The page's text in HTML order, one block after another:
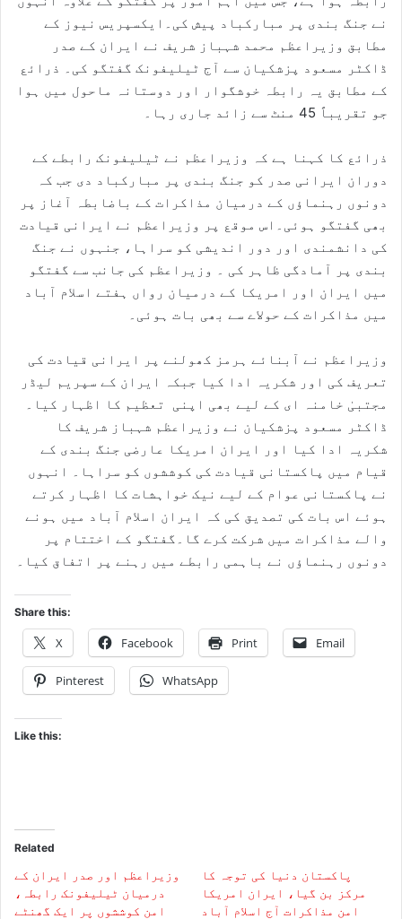
نے جنگ بندی پر مبارکباد پیش کی۔ایکسپریس نیوز کے
مطابق وزیراعظم محمد شہباز شریف نے ایران کے صدر
ڈاکٹر مسعود پزشکیان سے آج ٹیلیفونک گفتگو کی۔ ذرائع
کے مطابق یہ رابطہ خوشگوار اور دوستانہ ماحول میں ہوا
جو تقریباً 45 منٹ سے زائد جاری رہا۔
ذرائع کا کہنا ہے کہ وزیراعظم نے ٹیلیفونک رابطے کے
دوران ایرانی صدر کو جنگ بندی پر مبارکباد دی جب کہ
دونوں رہنماؤں کے درمیان مذاکرات کے باضابطہ آغاز پر
بھی گفتگو ہوئی۔اس موقع پر وزیراعظم نے ایرانی قیادت
کی دانشمندی اور دور اندیشی کو سراہا، جنہوں نے جنگ
بندی پر آمادگی ظاہر کی ۔ وزیراعظم کی جانب سے گفتگو
میں ایران اور امریکا کے درمیان رواں ہفتے اسلام آباد
میں مذاکرات کے حولاے سے بھی بات ہوئی۔
وزیراعظم نے آبنائے ہرمز کھولنے پر ایرانی قیادت کی
تعریف کی اور شکریہ ادا کیا جبکہ ایران کے سپریم لیڈر
مجتبیٰ خامنہ ای کے لیے بھی اپنی تعظیم کا اظہار کیا۔
ڈاکٹر مسعود پزشکیان نے وزیراعظم شہباز شریف کا
شکریہ ادا کیا اور ایران امریکا عارضی جنگ بندی کے
قیام میں پاکستانی قیادت کی کوششوں کو سراہا۔ انہوں
نے پاکستانی عوام کے لیے نیک خواہشات کا اظہار کرتے
ہوئے اس بات کی تصدیق کی کہ ایران اسلام آباد میں ہونے
والے مذاکرات میں شرکت کرے گا۔گفتگو کے اختتام پر
دونوں رہنماؤں نے باہمی رابطے میں رہنے پر اتفاق کیا۔
Share this:
X Facebook Print Email
Pinterest WhatsApp
Like this:
Related
وزیراعظم اور صدر ایران کے
درمیان ٹیلیفونک رابطہ،
امن کوششوں پر ایک گھنٹے
پاکستان دنیا کی توجہ کا
مرکز بن گیا، ایران امریکا
امن مذاکرات آج اسلام آباد